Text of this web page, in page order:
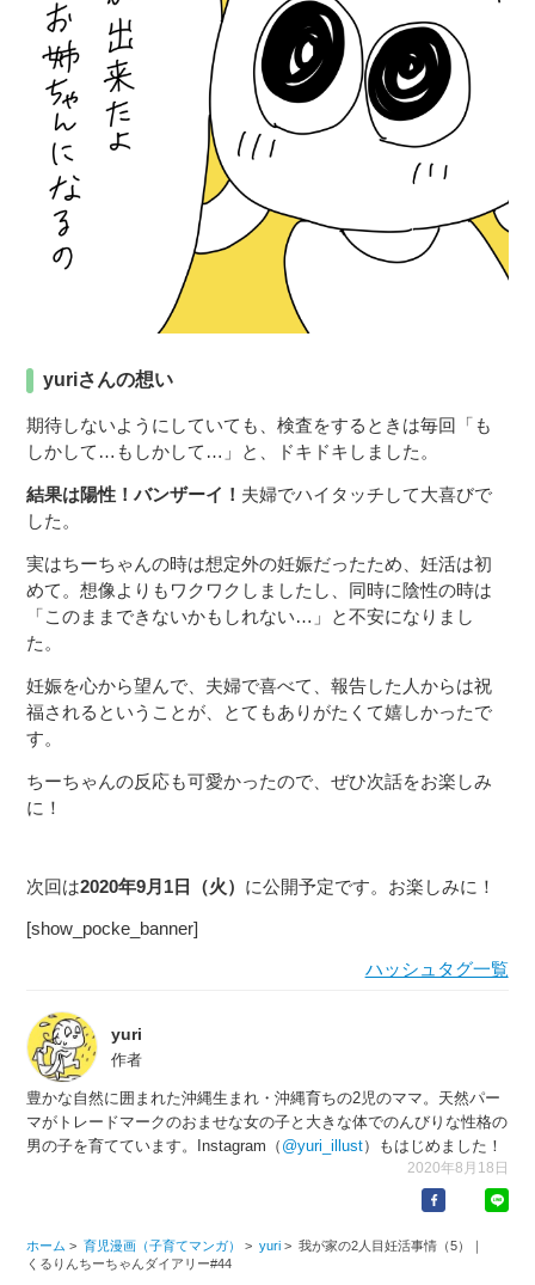
yuriさんの想い
期待しないようにしていても、検査をするときは毎回「も
しかして…もしかして…」と、ドキドキしました。
結果は陽性！バンザーイ！ 夫婦でハイタッチして大喜びで
した。
実はちーちゃんの時は想定外の妊娠だったため、妊活は初
めて。想像よりもワクワクしましたし、同時に陰性の時は
「このままできないかもしれない…」と不安になりまし
た。
妊娠を心から望んで、夫婦で喜べて、報告した人からは祝
福されるということが、とてもありがたくて嬉しかったで
す。
ちーちゃんの反応も可愛かったので、ぜひ次話をお楽しみ
に！
次回は2020年9月1日（火） に公開予定です。お楽しみに！
[show_pocke_banner]
ハッシュタグ一覧
yuri
作者
豊かな自然に囲まれた沖縄生まれ・沖縄育ちの2児のママ。天然パー
マがトレードマークのおませな女の子と大きな体でのんびりな性格の
男の子を育てています。Instagram（ @yuri_illust）もはじめました！
2020年8月18日
ホーム > 育児漫画（子育てマンガ） > yuri > 我が家の2人目妊活事情（5）｜
くるりんちーちゃんダイアリー#44